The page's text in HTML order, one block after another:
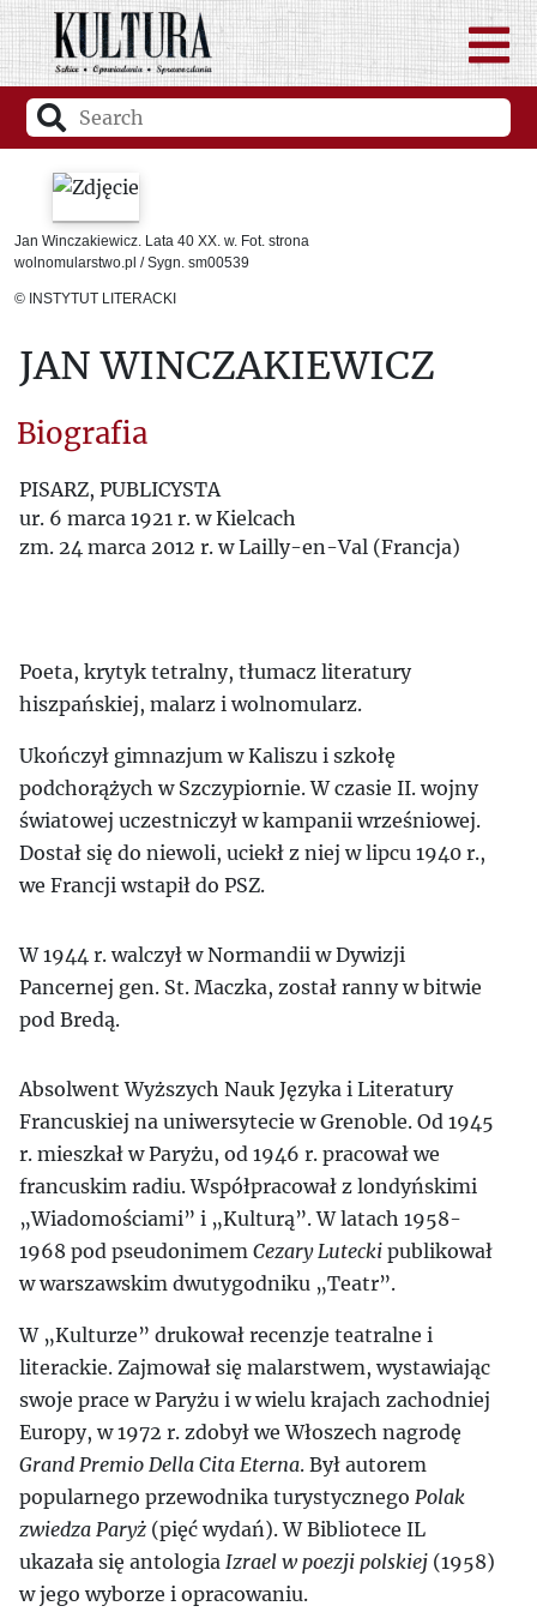
Jan Winczakiewicz. Lata 40 XX. w. Fot. strona
wolnomularstwo.pl / Sygn. sm00539
© INSTYTUT LITERACKI
JAN WINCZAKIEWICZ
Biografia
PISARZ, PUBLICYSTA
ur. 6 marca 1921 r. w Kielcach
zm. 24 marca 2012 r. w Lailly-en-Val (Francja)
Poeta, krytyk tetralny, tłumacz literatury
hiszpańskiej, malarz i wolnomularz.
Ukończył gimnazjum w Kaliszu i szkołę
podchorążych w Szczypiornie. W czasie II. wojny
światowej uczestniczył w kampanii wrześniowej.
Dostał się do niewoli, uciekł z niej w lipcu 1940 r.,
we Francji wstapił do PSZ.
W 1944 r. walczył w Normandii w Dywizji
Pancernej gen. St. Maczka, został ranny w bitwie
pod Bredą.
Absolwent Wyższych Nauk Języka i Literatury
Francuskiej na uniwersytecie w Grenoble. Od 1945
r. mieszkał w Paryżu, od 1946 r. pracował we
francuskim radiu. Współpracował z londyńskimi
„Wiadomościami” i „Kulturą”. W latach 1958-
1968 pod pseudonimem Cezary Lutecki publikował
w warszawskim dwutygodniku „Teatr”.
W „Kulturze” drukował recenzje teatralne i
literackie. Zajmował się malarstwem, wystawiając
swoje prace w Paryżu i w wielu krajach zachodniej
Europy, w 1972 r. zdobył we Włoszech nagrodę
Grand Premio Della Cita Eterna. Był autorem
popularnego przewodnika turystycznego Polak
zwiedza Paryż (pięć wydań). W Bibliotece IL
ukazała się antologia Izrael w poezji polskiej (1958)
w jego wyborze i opracowaniu.